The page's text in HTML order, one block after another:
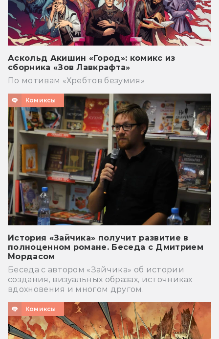
Аскольд Акишин «Город»: комикс из
сборника «Зов Лавкрафта»
По мотивам «Хребтов безумия»
Комиксы
История «Зайчика» получит развитие в
полноценном романе. Беседа с Дмитрием
Мордасом
Беседа с автором «Зайчика» об истории
создания, визуальных образах, источниках
вдохновения и многом другом.
Комиксы